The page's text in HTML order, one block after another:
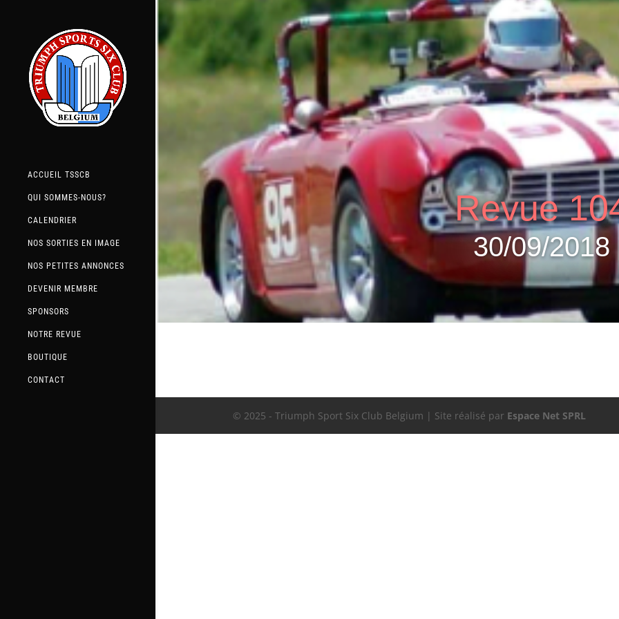
ACCUEIL TSSCB
QUI SOMMES-NOUS?
CALENDRIER
NOS SORTIES EN IMAGE
NOS PETITES ANNONCES
DEVENIR MEMBRE
SPONSORS
NOTRE REVUE
BOUTIQUE
CONTACT
Revue
30/09/2018
© 2025 - Triumph Sport Six Club Belgium | Site réalisé par Espace Net SPRL